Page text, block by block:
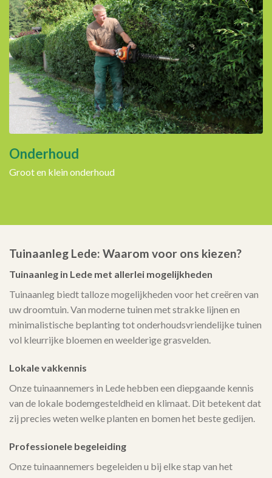
Onderhoud
Groot en klein onderhoud
Tuinaanleg Lede: Waarom voor ons kiezen?
Tuinaanleg in Lede met allerlei mogelijkheden
Tuinaanleg biedt talloze mogelijkheden voor het creëren van
uw droomtuin. Van moderne tuinen met strakke lijnen en
minimalistische beplanting tot onderhoudsvriendelijke tuinen
vol kleurrijke bloemen en weelderige grasvelden.
Lokale vakkennis
Onze tuinaannemers in Lede hebben een diepgaande kennis
van de lokale bodemgesteldheid en klimaat. Dit betekent dat
zij precies weten welke planten en bomen het beste gedijen.
Professionele begeleiding
Onze tuinaannemers begeleiden u bij elke stap van het